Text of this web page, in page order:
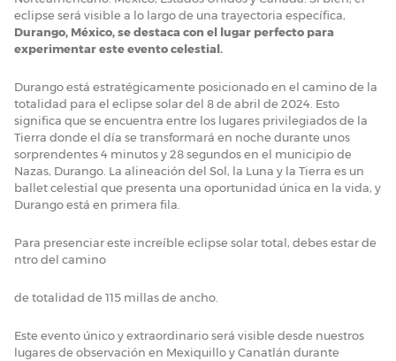
eclipse será visible a lo largo de una trayectoria específica,
Durango, México, se destaca con el lugar perfecto para
experimentar este evento celestial.
Durango está estratégicamente posicionado en el camino de la
totalidad para el eclipse solar del 8 de abril de 2024. Esto
significa que se encuentra entre los lugares privilegiados de la
Tierra donde el día se transformará en noche durante unos
sorprendentes 4 minutos y 28 segundos en el municipio de
Nazas, Durango. La alineación del Sol, la Luna y la Tierra es un
ballet celestial que presenta una oportunidad única en la vida, y
Durango está en primera fila.
Para presenciar este increíble eclipse solar total, debes estar de
ntro del camino
de totalidad de 115 millas de ancho.
Este evento único y extraordinario será visible desde nuestros
lugares de observación en Mexiquillo y Canatlán durante